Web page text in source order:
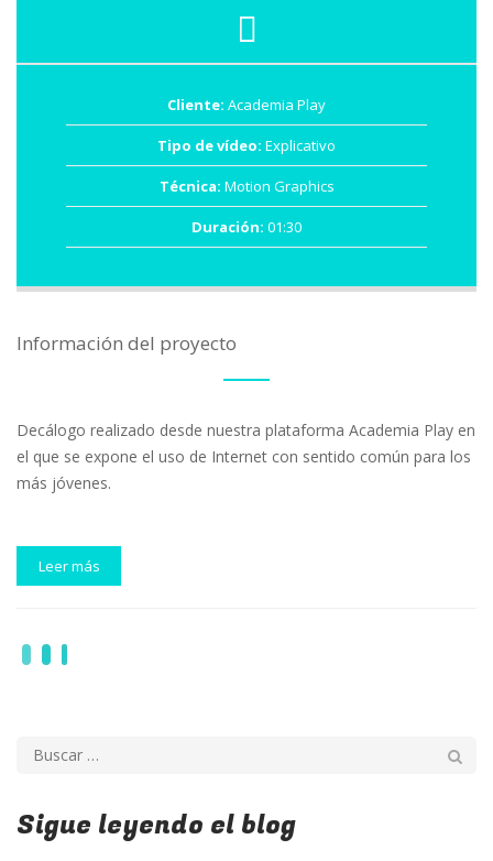
Cliente: Academia Play
Tipo de vídeo: Explicativo
Técnica: Motion Graphics
Duración: 01:30
Información del proyecto
Decálogo realizado desde nuestra plataforma Academia Play en
el que se expone el uso de Internet con sentido común para los
más jóvenes.
Leer más
1 2
Sigue leyendo el blog